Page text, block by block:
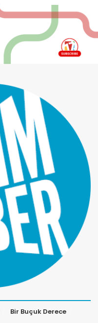
Bir Buçuk Derece